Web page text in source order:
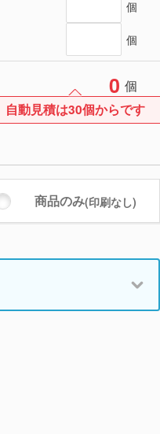
個
個
0 個
自動見積は30個からです
商品のみ(印刷なし)